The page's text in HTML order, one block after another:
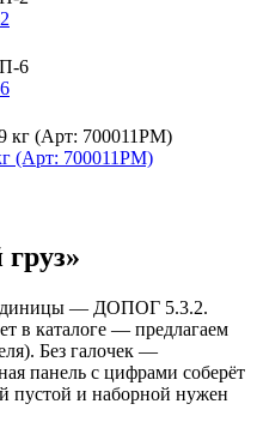
(Арт: 700011PM)
единицы — ДОПОГ 5.3.2.
в каталоге — предлагаем
Без галочек —
панель с цифрами соберёт
пустой и наборной нужен